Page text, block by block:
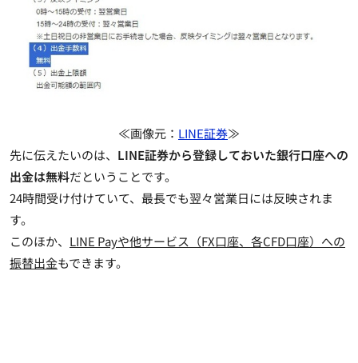
≪画像元： LINE証券≫
先に伝えたいのは、 LINE証券から登録しておいた銀行口座への
出金は無料だということです。
24時間受け付けていて、最長でも翌々営業日には反映されま
す。
このほか、 LINE Payや他サービス（FX口座、各CFD口座）への
振替出金もできます。